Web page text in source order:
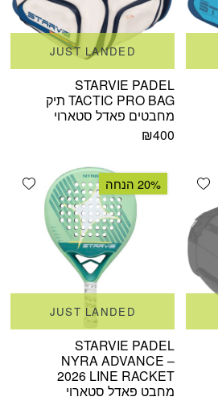
JUST LANDED
STARVIE PADEL
TACTIC PRO BAG תיק
מחבטים פאדל סטארוי
₪400
Add wishlist
20% הנחה
JUST LANDED
STARVIE PADEL
NYRA ADVANCE –
2026 LINE RACKET
מחבט פאדל סטארוי